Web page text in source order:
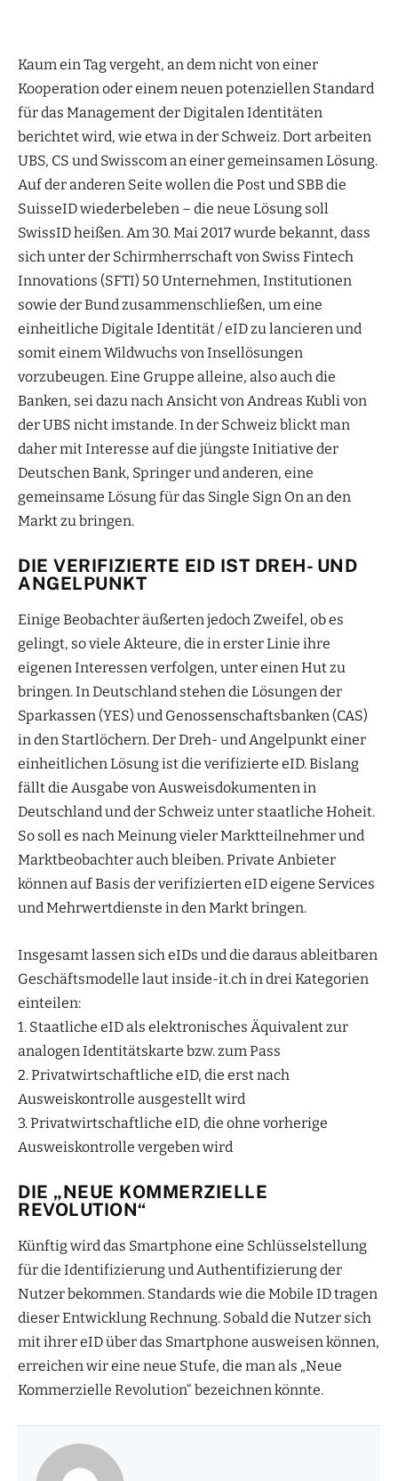
Kaum ein Tag vergeht, an dem nicht von einer
Kooperation oder einem neuen potenziellen Standard
für das Management der Digitalen Identitäten
berichtet wird, wie etwa in der Schweiz. Dort arbeiten
UBS, CS und Swisscom an einer gemeinsamen Lösung.
Auf der anderen Seite wollen die Post und SBB die
SuisseID wiederbeleben – die neue Lösung soll
SwissID heißen. Am 30. Mai 2017 wurde bekannt, dass
sich unter der Schirmherrschaft von Swiss Fintech
Innovations (SFTI) 50 Unternehmen, Institutionen
sowie der Bund zusammenschließen, um eine
einheitliche Digitale Identität / eID zu lancieren und
somit einem Wildwuchs von Insellösungen
vorzubeugen. Eine Gruppe alleine, also auch die
Banken, sei dazu nach Ansicht von Andreas Kubli von
der UBS nicht imstande. In der Schweiz blickt man
daher mit Interesse auf die jüngste Initiative der
Deutschen Bank, Springer und anderen, eine
gemeinsame Lösung für das Single Sign On an den
Markt zu bringen.
DIE VERIFIZIERTE EID IST DREH- UND
ANGELPUNKT
Einige Beobachter äußerten jedoch Zweifel, ob es
gelingt, so viele Akteure, die in erster Linie ihre
eigenen Interessen verfolgen, unter einen Hut zu
bringen. In Deutschland stehen die Lösungen der
Sparkassen (YES) und Genossenschaftsbanken (CAS)
in den Startlöchern. Der Dreh- und Angelpunkt einer
einheitlichen Lösung ist die verifizierte eID. Bislang
fällt die Ausgabe von Ausweisdokumenten in
Deutschland und der Schweiz unter staatliche Hoheit.
So soll es nach Meinung vieler Marktteilnehmer und
Marktbeobachter auch bleiben. Private Anbieter
können auf Basis der verifizierten eID eigene Services
und Mehrwertdienste in den Markt bringen.
Insgesamt lassen sich eIDs und die daraus ableitbaren
Geschäftsmodelle laut inside-it.ch in drei Kategorien
einteilen:
1. Staatliche eID als elektronisches Äquivalent zur
analogen Identitätskarte bzw. zum Pass
2. Privatwirtschaftliche eID, die erst nach
Ausweiskontrolle ausgestellt wird
3. Privatwirtschaftliche eID, die ohne vorherige
Ausweiskontrolle vergeben wird
DIE „NEUE KOMMERZIELLE
REVOLUTION“
Künftig wird das Smartphone eine Schlüsselstellung
für die Identifizierung und Authentifizierung der
Nutzer bekommen. Standards wie die Mobile ID tragen
dieser Entwicklung Rechnung. Sobald die Nutzer sich
mit ihrer eID über das Smartphone ausweisen können,
erreichen wir eine neue Stufe, die man als „Neue
Kommerzielle Revolution“ bezeichnen könnte.